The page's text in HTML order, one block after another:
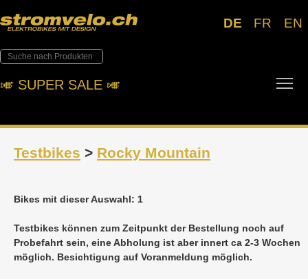
DE FR EN
🎺︎ SUPER SALE 🎺︎
Testbikes > Rocky Mountain
Bikes mit dieser Auswahl: 1
Testbikes können zum Zeitpunkt der Bestellung noch auf
Probefahrt sein, eine Abholung ist aber innert ca 2-3 Wochen
möglich. Besichtigung auf Voranmeldung möglich.